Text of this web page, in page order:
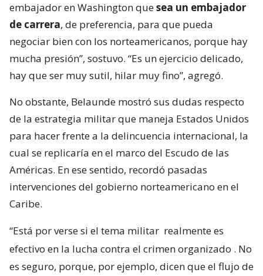
embajador en Washington quesea un embajador
de carrera, de preferencia, para que pueda
negociar bien con los norteamericanos, porque hay
mucha presión”, sostuvo. “Es un ejercicio delicado,
hay que ser muy sutil, hilar muy fino”, agregó.
No obstante, Belaunde mostró sus dudas respecto
de la estrategia militar que maneja Estados Unidos
para hacer frente a la delincuencia internacional, la
cual se replicaría en el marco del Escudo de las
Américas. En ese sentido, recordó pasadas
intervenciones del gobierno norteamericano en el
Caribe.
“Está por verse si el tema militar realmente es
efectivo en la lucha contra el crimen organizado . No
es seguro, porque, por ejemplo, dicen que el flujo de